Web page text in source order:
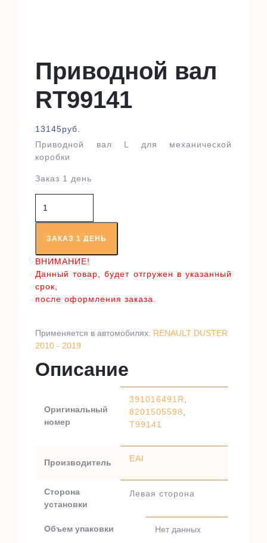
Приводной вал
RT99141
13145руб.
Приводной вал L для механической
коробки
Заказ 1 день
товара
Приводной
валЗАКАЗ 1 ДЕНЬ
ВНИМАНИЕ!
Данный товар, будет отгружен в указанный
срок,
после оформления заказа.
Применяется в автомобилях: RENAULT DUSTER
2010 - 2019
Описание
Оригинальный
номер
391016491R
8201505598
T99141
Производитель EAI
Сторона
установки
Левая сторона
Объем упаковки
Нет данных